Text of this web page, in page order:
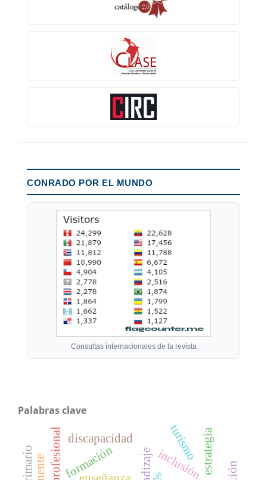
CONRADO POR EL MUNDO
Consultas internacionales de la revista
Palabras clave
formación inclusión
discapacidad turismo estrategia